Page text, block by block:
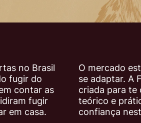
no Brasil
fugir do
contar as
fugir
em casa.
O mercado
se adaptar. A
criada para
teórico e
confiança